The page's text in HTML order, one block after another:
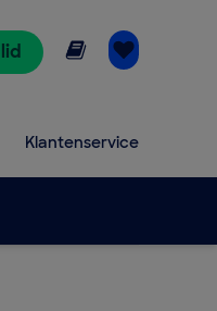
Online lezen
Klantenservice